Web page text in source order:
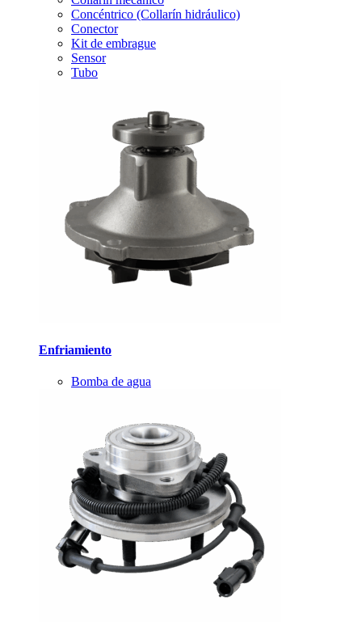
Concéntrico (Collarín hidráulico)
Conector
Kit de embrague
Sensor
Tubo
Enfriamiento
Bomba de agua